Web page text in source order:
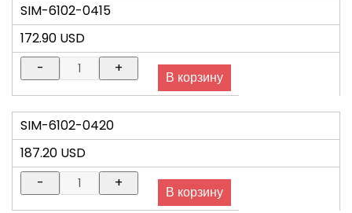
SIM-6102-0415
172.90 USD
SIM-6102-0420
187.20 USD